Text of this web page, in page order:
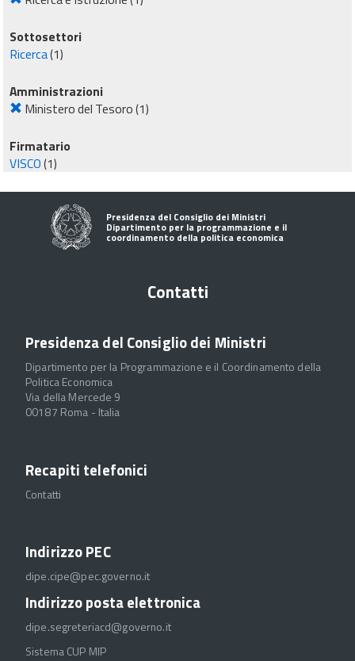
Sottosettori
Ricerca(1)
Amministrazioni
Ministero del Tesoro(1)
Firmatario
VISCO(1)
Presidenza del Consiglio dei Ministri
Dipartimento per la programmazione e il
coordinamento della politica economica
Contatti
Presidenza del Consiglio dei Ministri
Dipartimento per la Programmazione e il Coordinamento della
Politica Economica
Via della Mercede 9
00187 Roma - Italia
Recapiti telefonici
Contatti
Indirizzo PEC
dipe.cipe@pec.governo.it
Indirizzo posta elettronica
dipe.segreteriacd@governo.it
Sistema CUP MIP